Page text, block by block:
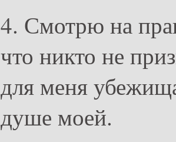
4. Смотрю на
что никто не
для меня
душе моей.